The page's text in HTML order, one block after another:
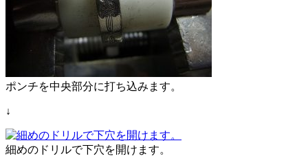
ポンチを中央部分に打ち込みます。
↓
細めのドリルで下穴を開けます。